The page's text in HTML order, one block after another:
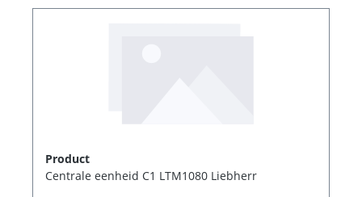
Product
Centrale eenheid C1 LTM1080 Liebherr